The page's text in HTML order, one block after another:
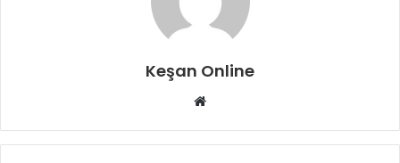
Keşan Online
Web